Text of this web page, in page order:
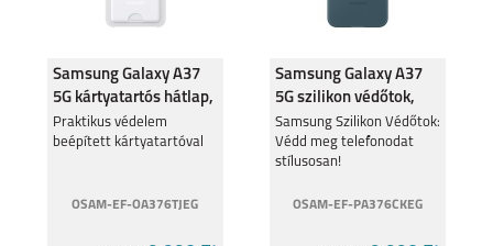
Samsung Galaxy A37
5G kártyatartós hátlap,
világos szürke
Praktikus védelem
beépített kártyatartóval
OSAM-EF-OA376TJEG
Samsung Galaxy A37
5G szilikon védőtok,
sötét zöld
Samsung Szilikon Védőtok:
Védd meg telefonodat
stílusosan!
OSAM-EF-PA376CKEG